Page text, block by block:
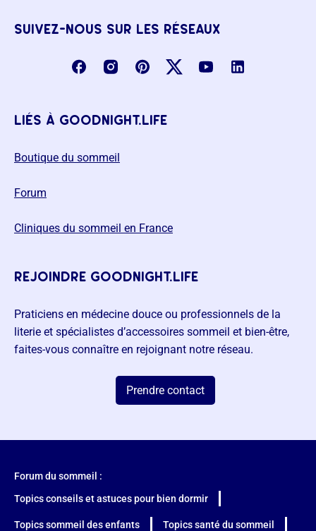
suivez-nous sur les réseaux
liés à goodnight.life
Boutique du sommeil
Forum
Cliniques du sommeil en France
rejoindre goodnight.life
Praticiens en médecine douce ou professionnels de la
literie et spécialistes d’accessoires sommeil et bien-être,
faites-vous connaître en rejoignant notre réseau.
Prendre contact
Forum du sommeil :
Topics conseils et astuces pour bien dormir
Topics sommeil des enfants Topics santé du sommeil